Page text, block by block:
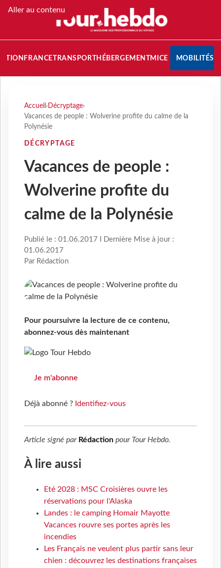
Aller au contenu
FRANCETRANSPORT HÉBERGEMENTMICE MOBILITÉS
Accueil › Décryptage›
Vacances de people : Wolverine profite du calme de la
Polynésie
DÉCRYPTAGE
Vacances de people :
Wolverine profite du
calme de la Polynésie
Publié le : 01.06.2017 I Dernière Mise à jour :
01.06.2017
Par Rédaction
Pour poursuivre la lecture de ce contenu,
abonnez-vous dès maintenant
Je m'abonne
Déjà abonné ? Identifiez-vous
Article signé par Rédaction pour Tour Hebdo.
À lire aussi
Eté 2028 : MSC Croisières ouvre les
réservations pour l'Alaska
Landes : le camping Homair Mayotte
Vacances rouvre ses portes après les
incendies
Les Français ne veulent plus partir sans leur
chien : découvrez les destinations françaises